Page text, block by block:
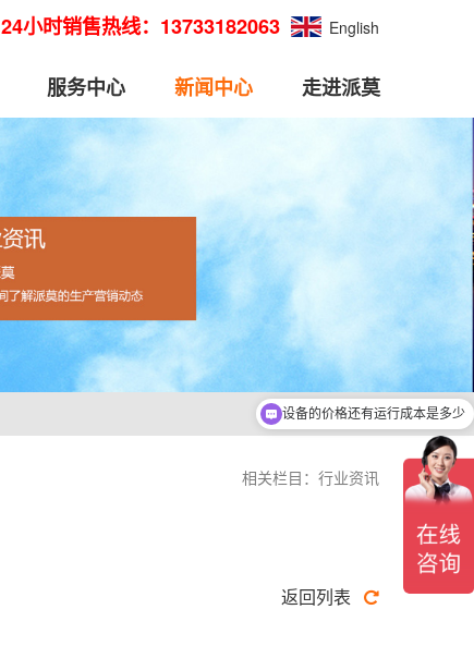
24小时销售热线：13733182063 English
服务中心 新闻中心 走进派莫
相关栏目： 行业资讯
返回列表
设备可以处理哪些物料？